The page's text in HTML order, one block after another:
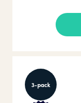
3-pack